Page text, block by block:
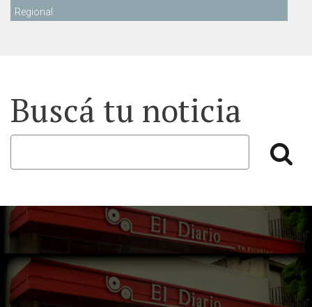
Regional
Buscá tu noticia